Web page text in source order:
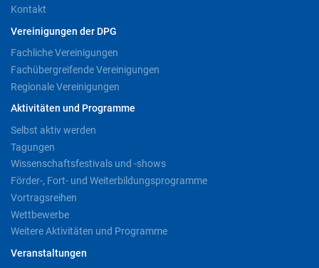
Kontakt
Vereinigungen der DPG
Fachliche Vereinigungen
Fachübergreifende Vereinigungen
Regionale Vereinigungen
Aktivitäten und Programme
Selbst aktiv werden
Tagungen
Wissenschaftsfestivals und -shows
Förder-, Fort- und Weiterbildungsprogramme
Vortragsreihen
Wettbewerbe
Weitere Aktivitäten und Programme
Veranstaltungen